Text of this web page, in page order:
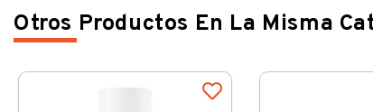
Otros Productos En La Misma